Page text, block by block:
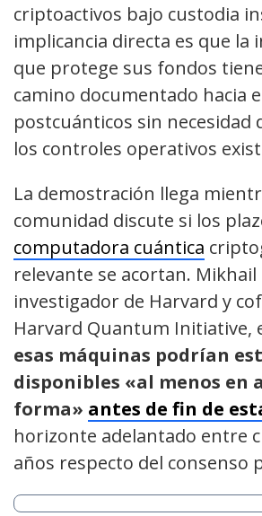
criptoactivos bajo custodia
implicancia directa es que
que protege sus fondos
camino documentado hacia
postcuánticos sin necesidad
los controles operativos
La demostración llega
comunidad discute si los
computadora cuántica
relevante se acortan. Mikhail
investigador de Harvard y
Harvard Quantum Initiative,
esas máquinas podrían
disponibles «al menos en
forma» antes de fin de
horizonte adelantado entre
años respecto del consenso